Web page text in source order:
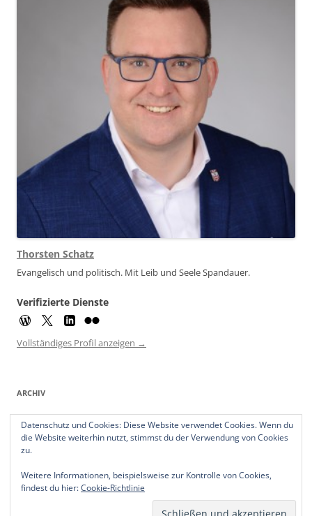
Thorsten Schatz
Evangelisch und politisch. Mit Leib und Seele Spandauer.
Verifizierte Dienste
Vollständiges Profil anzeigen →
ARCHIV
Archiv
Datenschutz und Cookies: Diese Website verwendet Cookies. Wenn du
die Website weiterhin nutzt, stimmst du der Verwendung von Cookies
zu.
Weitere Informationen, beispielsweise zur Kontrolle von Cookies,
findest du hier:Cookie-Richtlinie